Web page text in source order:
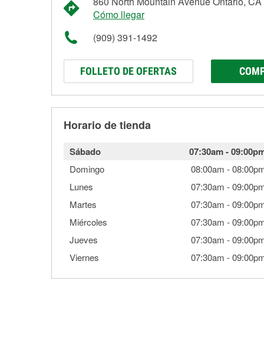
Cómo llegar
(909) 391-1492
FOLLETO DE OFERTAS
Horario de tienda
Sábado 07:30am-
Domingo 08:00am -
Lunes
07:30am -
Martes
07:30am -
Miércoles
07:30am -
Jueves
07:30am -
Viernes
07:30am -